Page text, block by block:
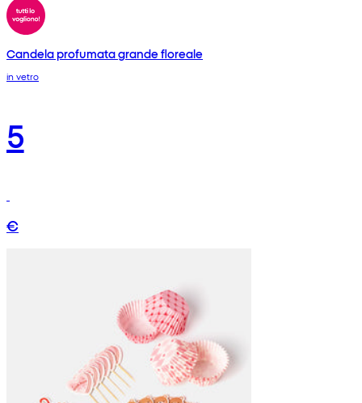
Candela profumata grande floreale
in vetro
5
€